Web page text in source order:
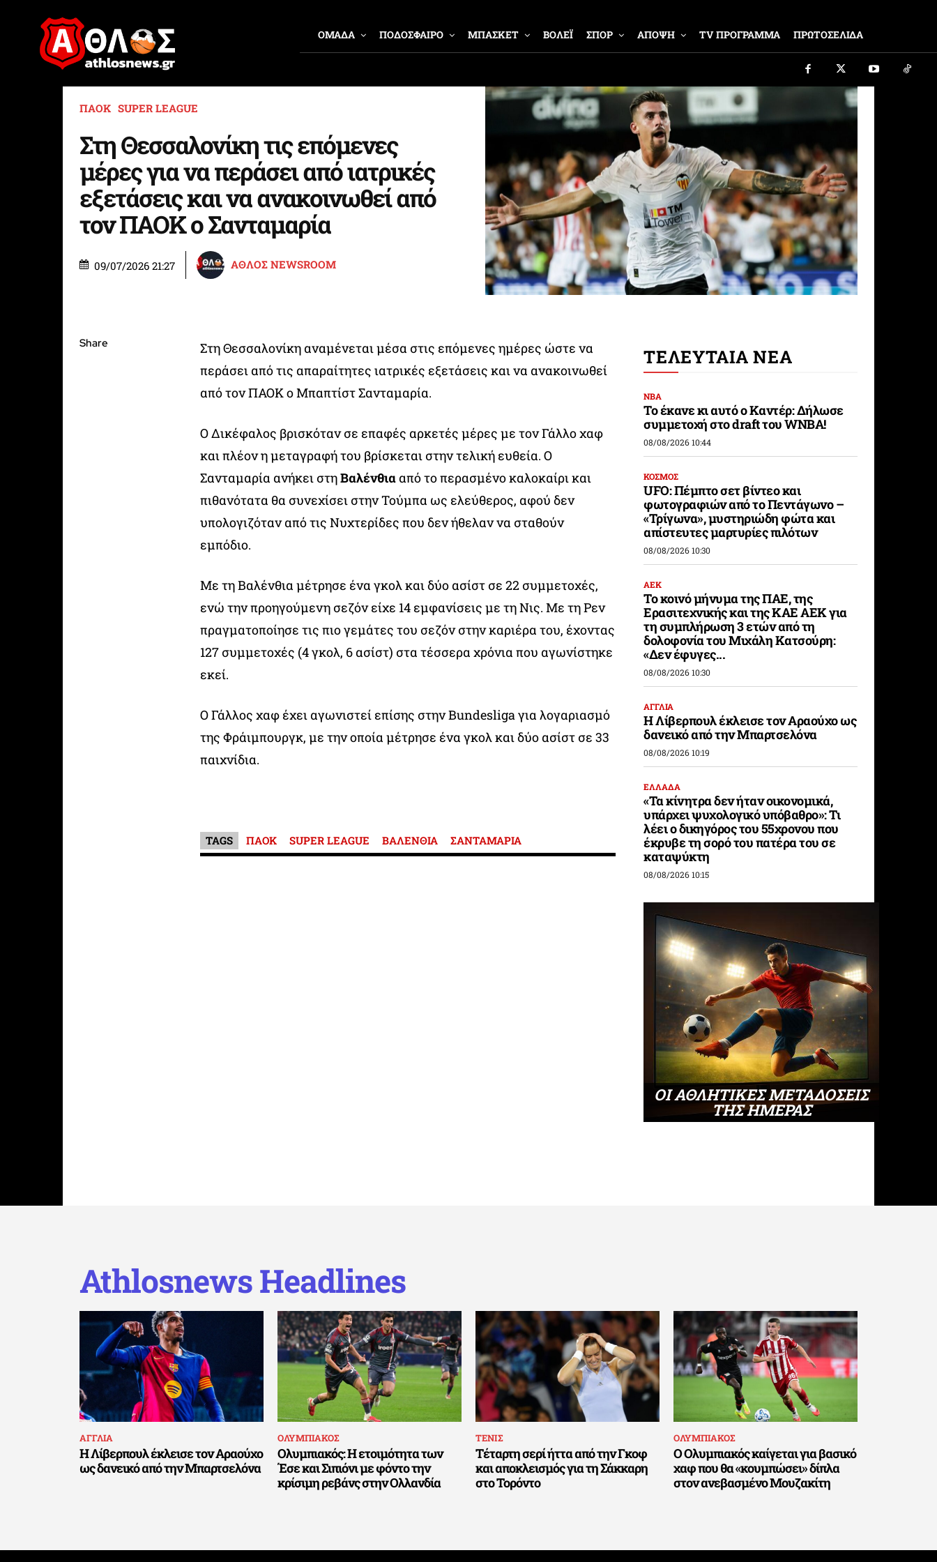
ΟΜΑΔΑ ΠΟΔΟΣΦΑΙΡΟ ΜΠΑΣΚΕΤ ΒΟΛΕΪ ΣΠΟΡ ΑΠΟΨΗ TV ΠΡΟΓΡΑΜΜΑ ΠΡΩΤΟΣΕΛΙΔΑ
ΠΑΟΚ SUPER LEAGUE
Στη Θεσσαλονίκη τις επόμενες
μέρες για να περάσει από ιατρικές
εξετάσεις και να ανακοινωθεί από
τον ΠΑΟΚ ο Σανταμαρία
09/07/2026 21:27 ΑΘΛΟΣ NEWSROOM
Share
Στη Θεσσαλονίκη αναμένεται μέσα στις επόμενες ημέρες ώστε να
περάσει από τις απαραίτητες ιατρικές εξετάσεις και να ανακοινωθεί
από τον ΠΑΟΚ ο Μπαπτίστ Σανταμαρία.
Ο Δικέφαλος βρισκόταν σε επαφές αρκετές μέρες με τον Γάλλο χαφ
και πλέον η μεταγραφή του βρίσκεται στην τελική ευθεία. Ο
Σανταμαρία ανήκει στηΒαλένθια από το περασμένο καλοκαίρι και
πιθανότατα θα συνεχίσει στην Τούμπα ως ελεύθερος, αφού δεν
υπολογιζόταν από τις Νυχτερίδες που δεν ήθελαν να σταθούν
εμπόδιο.
Με τη Βαλένθια μέτρησε ένα γκολ και δύο ασίστ σε 22 συμμετοχές,
ενώ την προηγούμενη σεζόν είχε 14 εμφανίσεις με τη Νις. Με τη Ρεν
πραγματοποίησε τις πιο γεμάτες του σεζόν στην καριέρα του, έχοντας
127 συμμετοχές (4 γκολ, 6 ασίστ) στα τέσσερα χρόνια που αγωνίστηκε
εκεί.
Ο Γάλλος χαφ έχει αγωνιστεί επίσης στην Bundesliga για λογαριασμό
της Φράιμπουργκ, με την οποία μέτρησε ένα γκολ και δύο ασίστ σε 33
παιχνίδια.
TAGS ΠΑΟΚ SUPER LEAGUE ΒΑΛΕΝΘΙΑ ΣΑΝΤΑΜΑΡΙΑ
ΤΕΛΕΥΤΑΙΑ ΝΕΑ
ΝΒΑ
Το έκανε κι αυτό ο Καντέρ: Δήλωσε
συμμετοχή στο draft του WNBA!
08/08/2026 10:44
ΚΟΣΜΟΣ
UFO: Πέμπτο σετ βίντεο και
φωτογραφιών από το Πεντάγωνο –
«Τρίγωνα», μυστηριώδη φώτα και
απίστευτες μαρτυρίες πιλότων
08/08/2026 10:30
ΑΕΚ
Το κοινό μήνυμα της ΠΑΕ, της
Ερασιτεχνικής και της ΚΑΕ ΑΕΚ για
τη συμπλήρωση 3 ετών από τη
δολοφονία του Μιχάλη Κατσούρη:
«Δεν έφυγες...
08/08/2026 10:30
ΑΓΓΛΙΑ
Η Λίβερπουλ έκλεισε τον Αραούχο ως
δανεικό από την Μπαρτσελόνα
08/08/2026 10:19
ΕΛΛΑΔΑ
«Τα κίνητρα δεν ήταν οικονομικά,
υπάρχει ψυχολογικό υπόβαθρο»: Τι
λέει ο δικηγόρος του 55χρονου που
έκρυβε τη σορό του πατέρα του σε
καταψύκτη
08/08/2026 10:15
ΟΙ ΑΘΛΗΤΙΚΕΣ ΜΕΤΑΔΟΣΕΙΣ
ΤΗΣ ΗΜΕΡΑΣ
Athlosnews Headlines
ΑΓΓΛΙΑ
Η Λίβερπουλ έκλεισε τον Αραούχο
ως δανεικό από την Μπαρτσελόνα
ΟΛΥΜΠΙΑΚΟΣ
Ολυμπιακός: Η ετοιμότητα των
Έσε και Σιπιόνι με φόντο την
κρίσιμη ρεβάνς στην Ολλανδία
ΤΕΝΙΣ
Τέταρτη σερί ήττα από την Γκοφ
και αποκλεισμός για τη Σάκκαρη
στο Τορόντο
ΟΛΥΜΠΙΑΚΟΣ
Ο Ολυμπιακός καίγεται για βασικό
χαφ που θα «κουμπώσει» δίπλα
στον ανεβασμένο Μουζακίτη